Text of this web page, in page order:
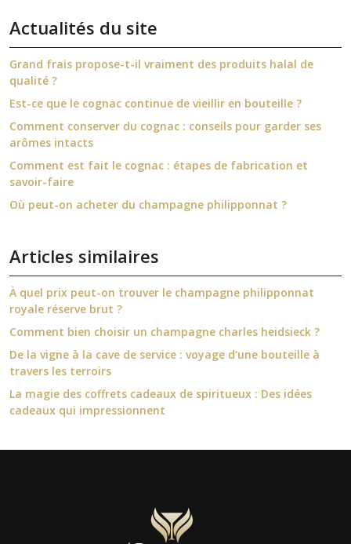
Actualités du site
Grand frais propose-t-il vraiment des produits halal de
qualité ?
Est-ce que le cognac continue de vieillir en bouteille ?
Comment conserver du cognac : conseils pour garder ses
arômes intacts
Comment est fait le cognac : étapes de fabrication et
savoir-faire
Où peut-on acheter du champagne philipponnat ?
Articles similaires
À quel prix peut-on trouver le champagne philipponnat
royale réserve brut ?
Comment bien choisir un champagne charles heidsieck ?
De la vigne à la cave de service : voyage d’une bouteille à
travers les terroirs
La magie des coffrets cadeaux de spiritueux : Des idées
cadeaux qui impressionnent